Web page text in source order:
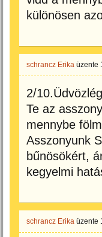
különösen
schrancz Erika üzente
2/
Te az
mennybe
Asszonyunk
bűnösökért,
kegyelmi
schrancz Erika üzente